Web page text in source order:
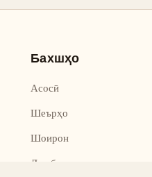
Бахшҳо
Асосӣ
Шеърҳо
Шоирон
Дар бораи лоиҳа